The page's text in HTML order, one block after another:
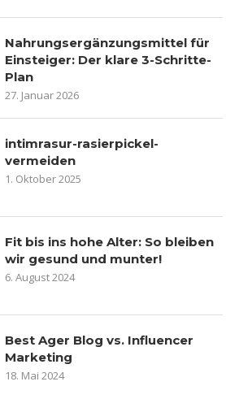
Nahrungsergänzungsmittel für
Einsteiger: Der klare 3-Schritte-
Plan
27. Januar 2026
intimrasur-rasierpickel-
vermeiden
1. Oktober 2025
Fit bis ins hohe Alter: So bleiben
wir gesund und munter!
6. August 2024
Best Ager Blog vs. Influencer
Marketing
18. Mai 2024